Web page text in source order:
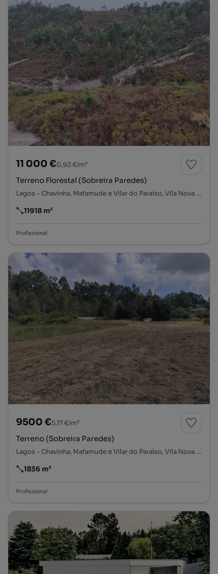
11 000 €0,92 €/m²
Terreno Florestal (Sobreira Paredes)
Lagos - Chavinha, Mafamude e Vilar do Paraíso, Vila Nova de Gaia, Porto
Preço por metro quadrado
11918 m²
Profissional
9500 €5,17 €/m²
Terreno (Sobreira Paredes)
Lagos - Chavinha, Mafamude e Vilar do Paraíso, Vila Nova de Gaia, Porto
Preço por metro quadrado
1836 m²
Profissional